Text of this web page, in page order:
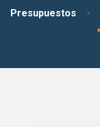
Presupuestos